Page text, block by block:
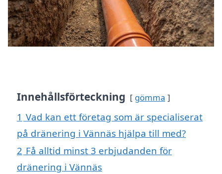
Innehållsförteckning gömma
1 Vad kan ett företag som är specialiserat
på dränering i Vännäs hjälpa till med?
2 Få alltid minst 3 erbjudanden för
dränering i Vännäs